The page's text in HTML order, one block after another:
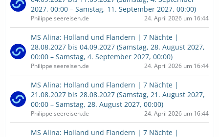
2027, 00:00 – Samstag, 11. September 2027, 00:00)
Philippe seereisen.de 24. April 2026 um 16:44
MS Alina: Holland und Flandern | 7 Nächte |
28.08.2027 bis 04.09.2027 (Samstag, 28. August 2027,
00:00 – Samstag, 4. September 2027, 00:00)
Philippe seereisen.de 24. April 2026 um 16:44
MS Alina: Holland und Flandern | 7 Nächte |
21.08.2027 bis 28.08.2027 (Samstag, 21. August 2027,
00:00 – Samstag, 28. August 2027, 00:00)
Philippe seereisen.de 24. April 2026 um 16:44
MS Alina: Holland und Flandern | 7 Nächte |